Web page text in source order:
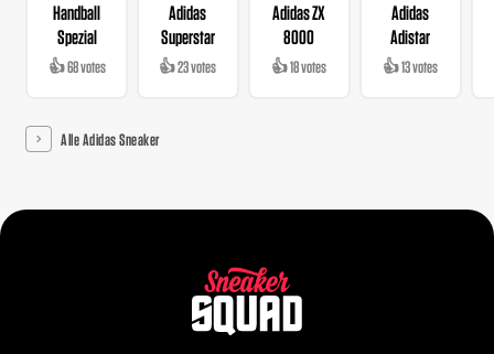
Handball
Spezial
👍 68 votes
Adidas
Superstar
👍 23 votes
Adidas ZX
8000
👍 18 votes
Adidas
Adistar
👍 13 votes
Alle Adidas Sneaker